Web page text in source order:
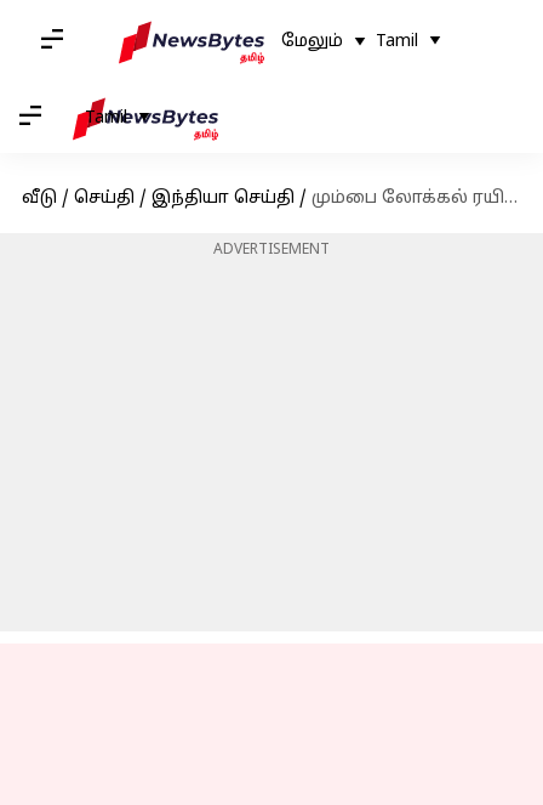
மேலும் Tamil
Tamil
வீடு / செய்தி / இந்தியா செய்தி / மும்பை லோக்கல் ரயிலில் பயணம் செய்த ஜப்பானிய தூதர் - வைரல் புகைப்படங்கள்
ADVERTISEMENT